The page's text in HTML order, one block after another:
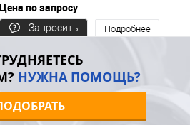
Цена по запросу
Запросить
Подробнее
НУЖНА ПОМОЩЬ?